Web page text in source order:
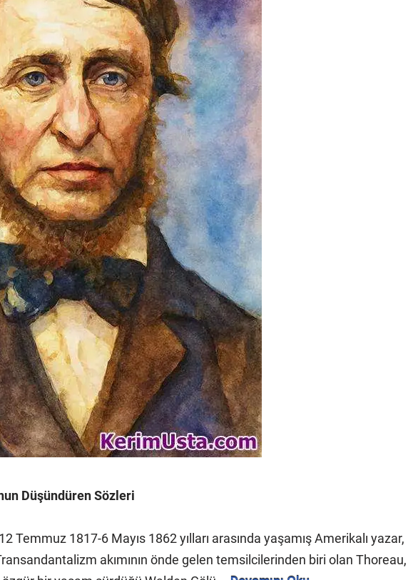
Düşündüren Sözleri
Temmuz 1817-6 Mayıs 1862 yılları arasında yaşamış Amerikalı yazar,
akımının önde gelen temsilcilerinden biri olan Thoreau,